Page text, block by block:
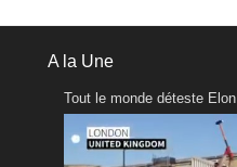
A la Une
Tout le monde déteste Elon